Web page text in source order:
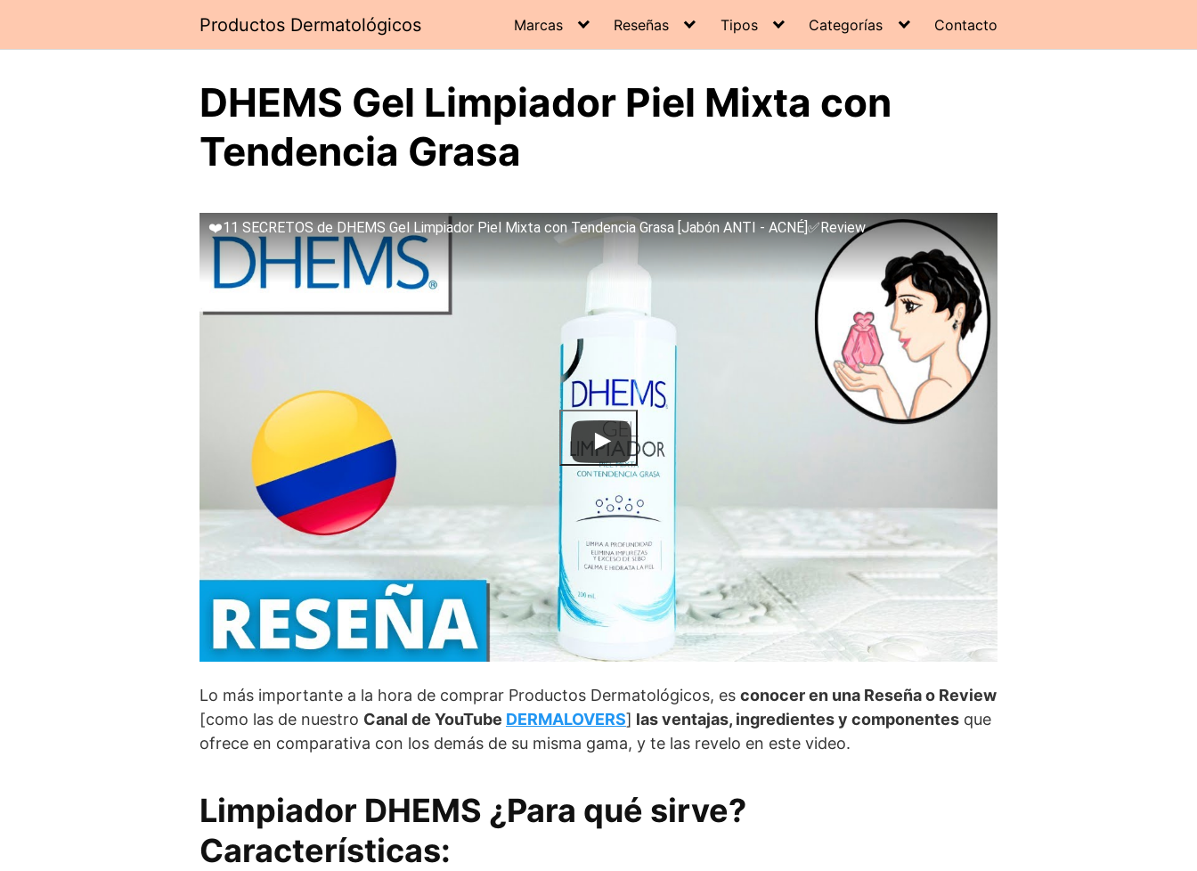
contenido
Productos Dermatológicos Marcas Reseñas Tipos Categorías Contacto
DHEMS Gel Limpiador Piel Mixta con
Tendencia Grasa
❤️11 SECRETOS de DHEMS Gel Limpiador Piel Mixta con Tendencia Grasa [Jabón ANTI - ACNÉ]✅Review
Lo más importante a la hora de comprar Productos Dermatológicos, es conocer en una Reseña o Review
[como las de nuestro Canal de YouTube DERMALOVERS] las ventajas, ingredientes y componentes que
ofrece en comparativa con los demás de su misma gama, y te las revelo en este video.
Limpiador DHEMS ¿Para qué sirve?
Características: